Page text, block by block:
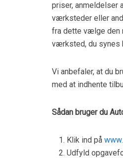
priser, anmeldelser
værksteder eller
fra dette vælge den
værksted, du synes
Vi anbefaler, at du
med at indhente
Sådan bruger du
Klik ind på
Udfyld